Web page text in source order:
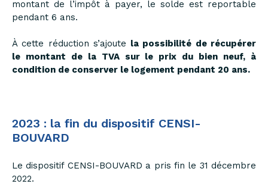
montant de l’impôt à payer, le solde est reportable
pendant 6 ans.
À cette réduction s’ajoute la possibilité de récupérer
le montant de la TVA sur le prix du bien neuf, à
condition de conserver le logement pendant 20 ans.
2023 : la fin du dispositif CENSI-
BOUVARD
Le dispositif CENSI-BOUVARD a pris fin le 31 décembre
2022.